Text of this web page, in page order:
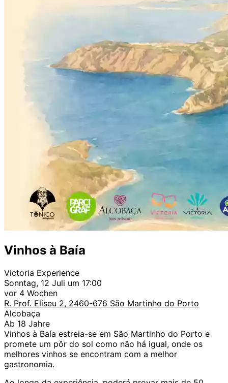
Vinhos à Baía
Victoria Experience
Sonntag, 12 Juli um 17:00
vor 4 Wochen
R. Prof. Eliseu 2, 2460-676 São Martinho do Porto
Alcobaça
Ab 18 Jahre
Vinhos à Baía estreia-se em São Martinho do Porto e
promete um pôr do sol como não há igual, onde os
melhores vinhos se encontram com a melhor
gastronomia.